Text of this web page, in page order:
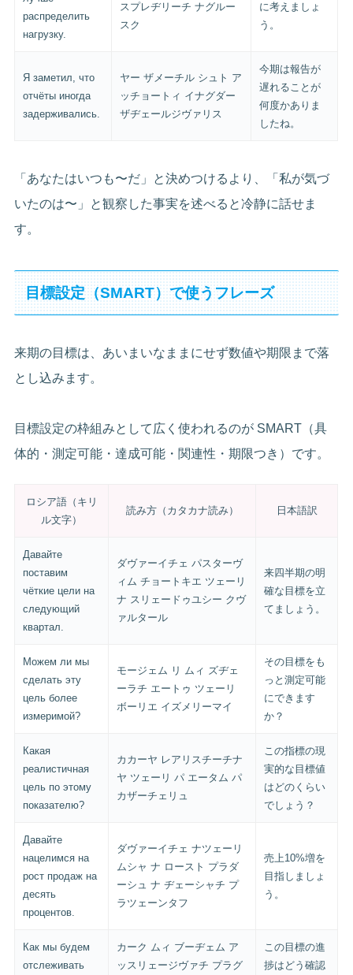
распределить
нагрузку.
スプレヂリーチ ナグルー
スク
に考えましょ
う。
Я заметил, что
отчёты иногда
задерживались.
ヤー ザメーチル シュト ア
ッチョートィ イナグダー
ザヂェールジヴァリス
今期は報告が
遅れることが
何度かありま
したね。
「あなたはいつも〜だ」と決めつけるより、「私が気づ
いたのは〜」と観察した事実を述べると冷静に話せま
す。
目標設定（SMART）で使うフレーズ
来期の目標は、あいまいなままにせず数値や期限まで落
とし込みます。
目標設定の枠組みとして広く使われるのが SMART（具
体的・測定可能・達成可能・関連性・期限つき）です。
ロシア語（キリ
ル文字）
読み方（カタカナ読み） 日本語訳
Давайте
поставим
чёткие цели на
следующий
квартал.
ダヴァーイチェ パスターヴ
ィム チョートキエ ツェーリ
ナ スリェードゥユシー クヴ
ァルタール
来四半期の明
確な目標を立
てましょう。
Можем ли мы
сделать эту
цель более
измеримой?
モージェム リ ムィ ズヂェ
ーラチ エートゥ ツェーリ
ボーリエ イズメリーマイ
その目標をも
っと測定可能
にできます
か？
Какая
реалистичная
цель по этому
показателю?
カカーヤ レアリスチーチナ
ヤ ツェーリ パ エータム パ
カザーチェリュ
この指標の現
実的な目標値
はどのくらい
でしょう？
Давайте
нацелимся на
рост продаж на
десять
процентов.
ダヴァーイチェ ナツェーリ
ムシャ ナ ロースト プラダ
ーシュ ナ ヂェーシャチ プ
ラツェーンタフ
売上10%増を
目指しましょ
う。
Как мы будем
отслеживать
カーク ムィ ブーヂェム ア
ッスリェージヴァチ プラグ
この目標の進
捗はどう確認